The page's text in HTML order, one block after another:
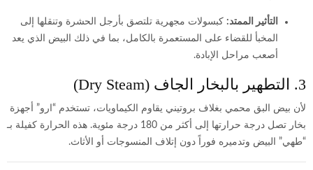
التأثير الممتد: كبسولات مجهرية تلتصق بأرجل الحشرة وتنقلها إلى
المخبأ للقضاء على المستعمرة بالكامل، بما في ذلك البيض الذي يعد
أصعب مراحل الإبادة.
3. التطهير بالبخار الجاف (Dry Steam)
لأن بيض البق محمي بغلاف بروتيني يقاوم الكيماويات، تستخدم “ارو” أجهزة
بخار تصل درجة حرارتها إلى أكثر من 180 درجة مئوية. هذه الحرارة كفيلة بـ
“طهي” البيض وتدميره فوراً دون إتلاف المنسوجات أو الأثاث.